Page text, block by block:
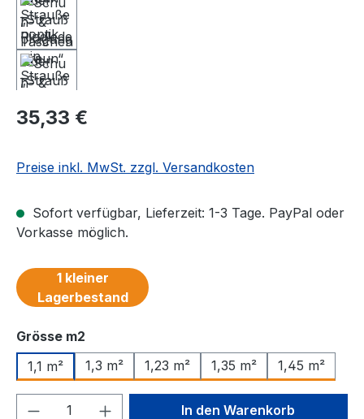
Regulärer Preis:
35,33 €
Preise inkl. MwSt. zzgl. Versandkosten
Sofort verfügbar, Lieferzeit: 1-3 Tage. PayPal oder
Vorkasse möglich.
1 kleiner
Lagerbestand
Grösse m2
1,1 m²
1,3 m² 1,23 m² 1,35 m² 1,45 m²
Produkt Anzahl: Gib denIn den Warenkorb